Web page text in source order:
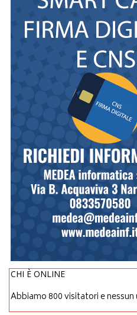
CHI È ONLINE
Abbiamo 800 visitatori e